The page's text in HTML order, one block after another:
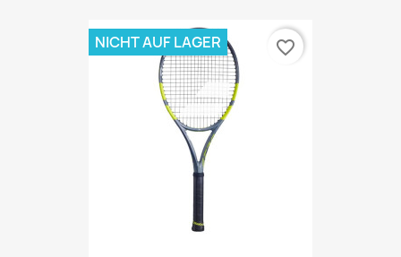
NICHT AUF LAGER favorite_border